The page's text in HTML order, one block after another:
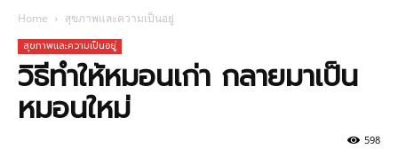
Home สุขภาพและความเป็นอยู่
สุขภาพและความเป็นอยู่
วิธีทำให้หมอนเก่า กลายมาเป็น
หมอนใหม่
598